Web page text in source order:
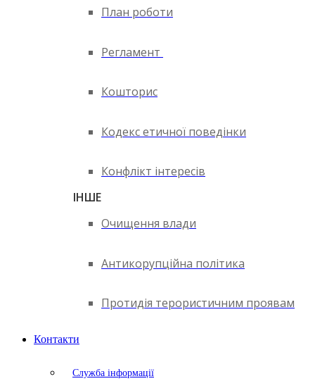
План роботи
Регламент
Кошторис
Кодекс етичної поведінки
Конфлікт інтересів
ІНШЕ
Очищення влади
Антикорупційна політика
Протидія терористичним проявам
Контакти
Служба інформації